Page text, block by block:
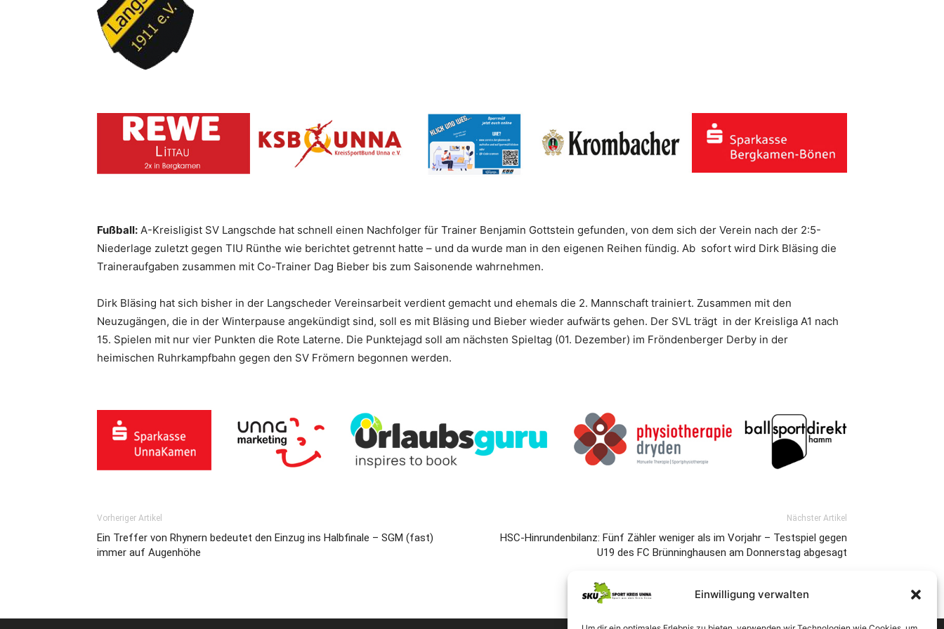
Einwilligung verwalten
Fußball: A-Kreisligist SV Langschde hat schnell einen Nachfolger für Trainer Benjamin Gottstein gefunden, von dem sich der Verein nach der 2:5-
Niederlage zuletzt gegen TIU Rünthe wie berichtet getrennt hatte – und da wurde man in den eigenen Reihen fündig. Ab sofort wird Dirk Bläsing die
Traineraufgaben zusammen mit Co-Trainer Dag Bieber bis zum Saisonende wahrnehmen.
Dirk Bläsing hat sich bisher in der Langscheder Vereinsarbeit verdient gemacht und ehemals die 2. Mannschaft trainiert. Zusammen mit den
Neuzugängen, die in der Winterpause angekündigt sind, soll es mit Bläsing und Bieber wieder aufwärts gehen. Der SVL trägt in der Kreisliga A1 nach
15. Spielen mit nur vier Punkten die Rote Laterne. Die Punktejagd soll am nächsten Spieltag (01. Dezember) im Fröndenberger Derby in der
heimischen Ruhrkampfbahn gegen den SV Frömern begonnen werden.
Vorheriger Artikel
Ein Treffer von Rhynern bedeutet den Einzug ins Halbfinale – SGM (fast)
immer auf Augenhöhe
Nächster Artikel
HSC-Hinrundenbilanz: Fünf Zähler weniger als im Vorjahr – Testspiel gegen
U19 des FC Brünninghausen am Donnerstag abgesagt